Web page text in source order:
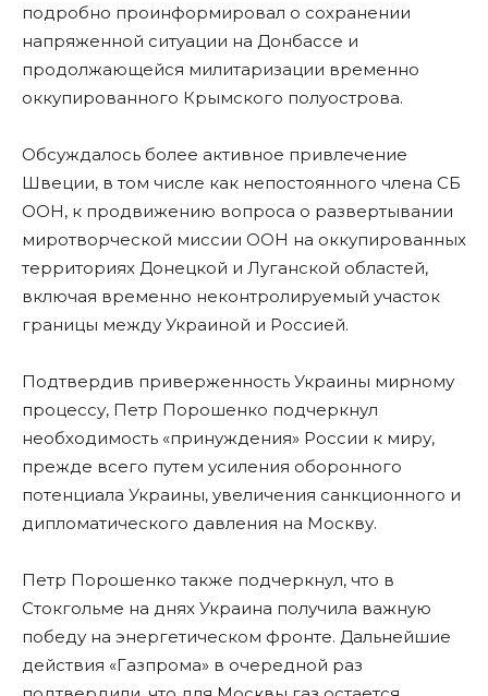
подробно проинформировал о сохранении
напряженной ситуации на Донбассе и
продолжающейся милитаризации временно
оккупированного Крымского полуострова.
Обсуждалось более активное привлечение
Швеции, в том числе как непостоянного члена СБ
ООН, к продвижению вопроса о развертывании
миротворческой миссии ООН на оккупированных
территориях Донецкой и Луганской областей,
включая временно неконтролируемый участок
границы между Украиной и Россией.
Подтвердив приверженность Украины мирному
процессу, Петр Порошенко подчеркнул
необходимость «принуждения» России к миру,
прежде всего путем усиления оборонного
потенциала Украины, увеличения санкционного и
дипломатического давления на Москву.
Петр Порошенко также подчеркнул, что в
Стокгольме на днях Украина получила важную
победу на энергетическом фронте. Дальнейшие
действия «Газпрома» в очередной раз